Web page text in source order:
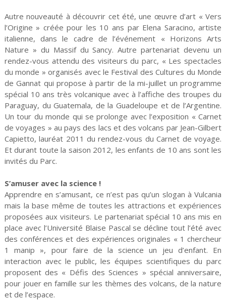
Autre nouveauté à découvrir cet été, une œuvre d’art « Vers
l’Origine » créée pour les 10 ans par Elena Saracino, artiste
italienne, dans le cadre de l’événement « Horizons Arts
Nature » du Massif du Sancy. Autre partenariat devenu un
rendez-vous attendu des visiteurs du parc, « Les spectacles
du monde » organisés avec le Festival des Cultures du Monde
de Gannat qui propose à partir de la mi-juillet un programme
spécial 10 ans très volcanique avec à l’affiche des troupes du
Paraguay, du Guatemala, de la Guadeloupe et de l’Argentine.
Un tour du monde qui se prolonge avec l’exposition « Carnet
de voyages » au pays des lacs et des volcans par Jean-Gilbert
Capietto, lauréat 2011 du rendez-vous du Carnet de voyage.
Et durant toute la saison 2012, les enfants de 10 ans sont les
invités du Parc.
S’amuser avec la science !
Apprendre en s’amusant, ce n’est pas qu’un slogan à Vulcania
mais la base même de toutes les attractions et expériences
proposées aux visiteurs. Le partenariat spécial 10 ans mis en
place avec l’Université Blaise Pascal se décline tout l’été avec
des conférences et des expériences originales « 1 chercheur
1 manip », pour faire de la science un jeu d’enfant. En
interaction avec le public, les équipes scientifiques du parc
proposent des « Défis des Sciences » spécial anniversaire,
pour jouer en famille sur les thèmes des volcans, de la nature
et de l’espace.